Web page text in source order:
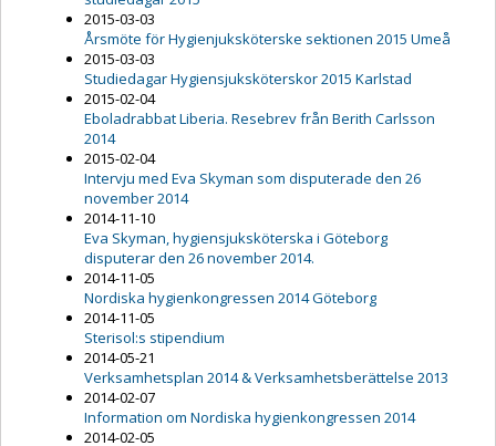
2015-03-03
Årsmöte för Hygienjuksköterske sektionen 2015 Umeå
2015-03-03
Studiedagar Hygiensjuksköterskor 2015 Karlstad
2015-02-04
Eboladrabbat Liberia. Resebrev från Berith Carlsson
2014
2015-02-04
Intervju med Eva Skyman som disputerade den 26
november 2014
2014-11-10
Eva Skyman, hygiensjuksköterska i Göteborg
disputerar den 26 november 2014.
2014-11-05
Nordiska hygienkongressen 2014 Göteborg
2014-11-05
Sterisol:s stipendium
2014-05-21
Verksamhetsplan 2014 & Verksamhetsberättelse 2013
2014-02-07
Information om Nordiska hygienkongressen 2014
2014-02-05